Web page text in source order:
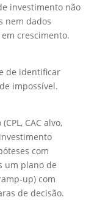
investimento não
nem dados
crescimento.
de identificar
impossível.
CAC alvo,
com
um plano de
com
de decisão.